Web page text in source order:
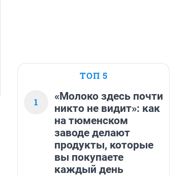
ТОП 5
1
«Молоко здесь почти
никто не видит»: как
на тюменском
заводе делают
продукты, которые
вы покупаете
каждый день